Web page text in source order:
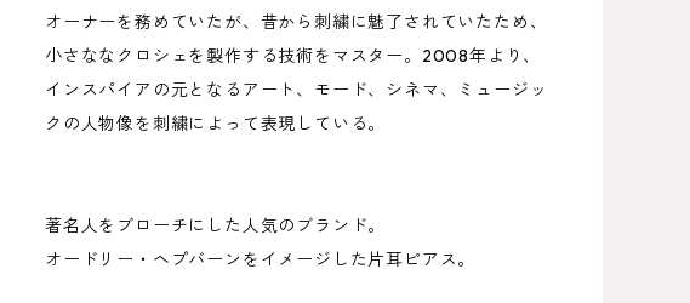
オーナーを務めていたが、昔から刺繍に魅了されていたため、
小さななクロシェを製作する技術をマスター。2008年より、
インスパイアの元となるアート、モード、シネマ、ミュージッ
クの人物像を刺繍によって表現している。
著名人をブローチにした人気のブランド。
オードリー・ヘプバーンをイメージした片耳ピアス。